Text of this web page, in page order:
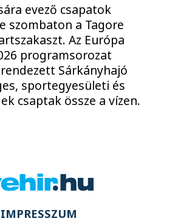
evező csapatok
szombaton a Tagore
Az Európa
programsorozat
Sárkányhajó
sportegyesületi és
csaptak össze a vízen.
IMPRESSZUM